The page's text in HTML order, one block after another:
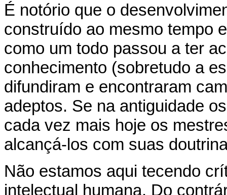
É notório que o
construído ao mesmo tempo
como um todo passou a ter
conhecimento (sobretudo a
difundiram e encontraram
adeptos. Se na antiguidade
cada vez mais hoje os
alcançá-los com suas
Não estamos aqui tecendo
intelectual humana. Do